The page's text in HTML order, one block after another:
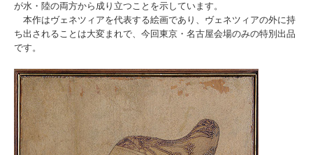
が水・陸の両方から成り立つことを示しています。
本作はヴェネツィアを代表する絵画であり、ヴェネツィアの外に持
ち出されることは大変まれで、今回東京・名古屋会場のみの特別出品
です。